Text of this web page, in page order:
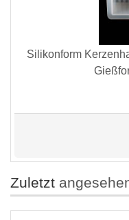
Silikonform
Zuletzt